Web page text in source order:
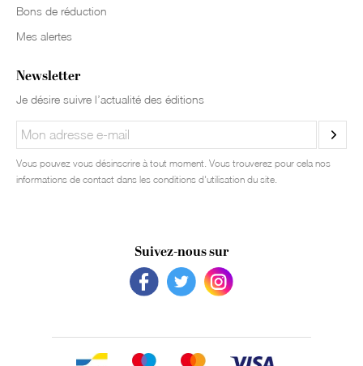
Bons de réduction
Mes alertes
Newsletter
Je désire suivre l’actualité des éditions
Vous pouvez vous désinscrire à tout moment. Vous trouverez pour cela nos
informations de contact dans les conditions d'utilisation du site.
Suivez-nous sur